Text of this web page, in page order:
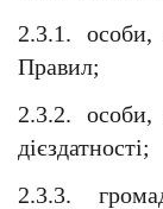
2.3.1.
Правил;
2.3.2.
дієздатності;
2.3.3.